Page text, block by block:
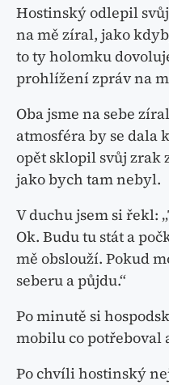
Hostinský odlepil
na mě zíral, jako
to ty holomku
prohlížení zpráv na
Oba jsme na sebe
atmosféra by se dala
opět sklopil svůj zrak
jako bych tam nebyl.
V duchu jsem si řekl:
Ok. Budu tu stát a
mě obslouží. Pokud
seberu a půjdu.“
Po minutě si
mobilu co potřeboval
Po chvíli hostinský